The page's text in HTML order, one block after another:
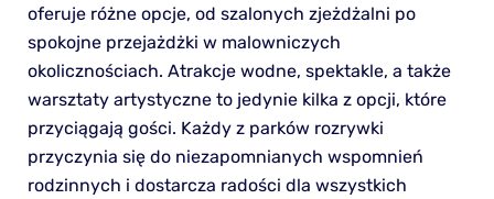
oferuje różne opcje, od szalonych zjeżdżalni po
spokojne przejażdżki w malowniczych
okolicznościach. Atrakcje wodne, spektakle, a także
warsztaty artystyczne to jedynie kilka z opcji, które
przyciągają gości. Każdy z parków rozrywki
przyczynia się do niezapomnianych wspomnień
rodzinnych i dostarcza radości dla wszystkich